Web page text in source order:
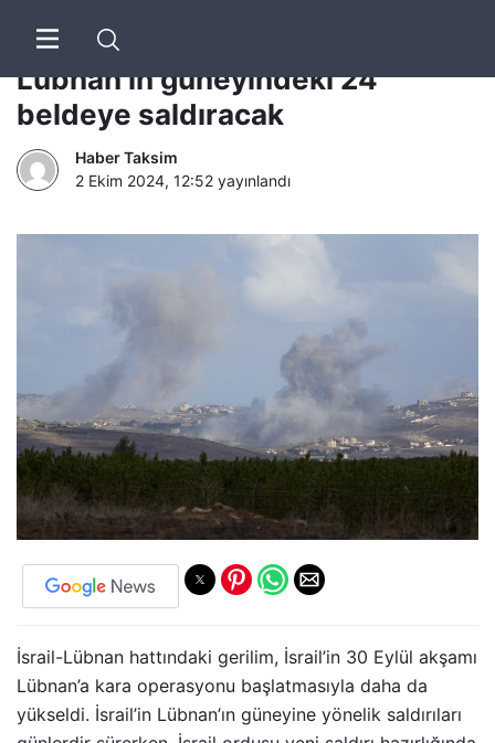
İsrail’den yeni saldırı hazırlığı:
Lübnan’ın güneyindeki 24
beldeye saldıracak
Haber Taksim
2 Ekim 2024, 12:52 yayınlandı
İsrail-Lübnan hattındaki gerilim, İsrail’in 30 Eylül akşamı
Lübnan’a kara operasyonu başlatmasıyla daha da
yükseldi. İsrail’in Lübnan’ın güneyine yönelik saldırıları